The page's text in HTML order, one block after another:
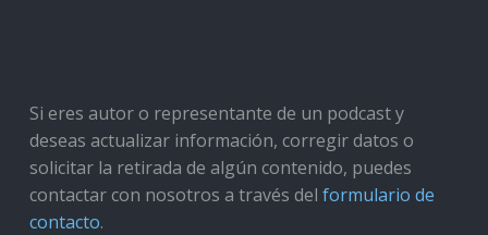
Si eres autor o representante de un podcast y
deseas actualizar información, corregir datos o
solicitar la retirada de algún contenido, puedes
contactar con nosotros a través del formulario de
contacto.